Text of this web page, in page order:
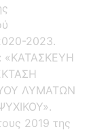
2023.
«ΚΑΤΑΣΚΕΥΗ
ΛΥΜΑΤΩΝ
2019 της